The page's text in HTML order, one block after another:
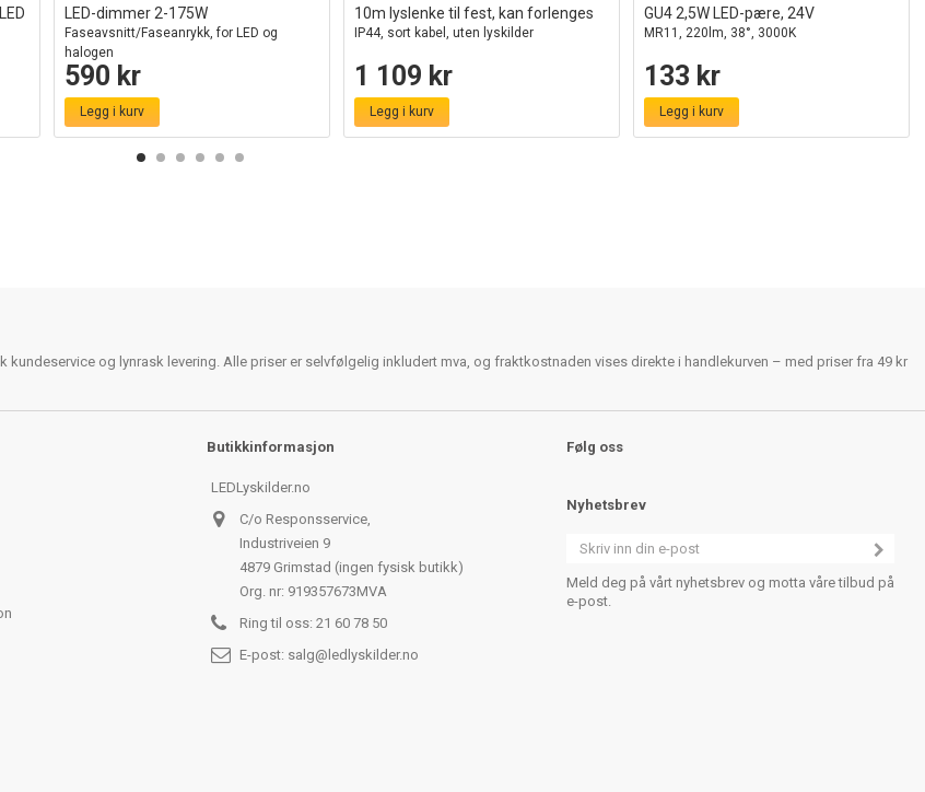
LED-dimmer 2-175W
Faseavsnitt/Faseanrykk, for LED og
halogen
590 kr
Legg i kurv
10m lyslenke til fest, kan forlenges
IP44, sort kabel, uten lyskilder
1 109 kr
Legg i kurv
GU4 2,5W LED-pære, 24V
MR11, 220lm, 38°, 3000K
133 kr
Legg i kurv
og lynrask levering. Alle priser er selvfølgelig inkludert mva, og fraktkostnaden vises direkte i handlekurven – med priser fra 49 kr
Butikkinformasjon
LEDLyskilder.no
C/o Responsservice,
Industriveien 9
4879 Grimstad (ingen fysisk butikk)
Org. nr: 919357673MVA
Ring til oss: 21 60 78 50
E-post: salg@ledlyskilder.no
Følg oss
Nyhetsbrev
Meld deg på vårt nyhetsbrev og motta våre tilbud på
e-post.